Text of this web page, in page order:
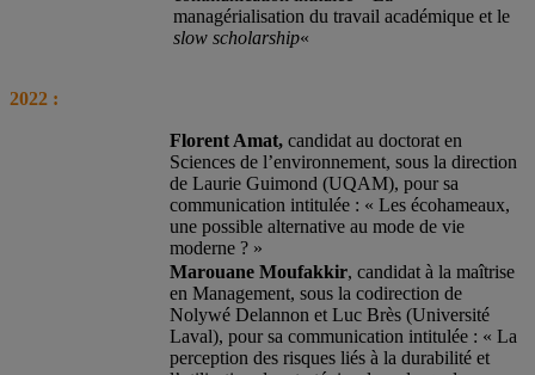
managérialisation du travail académique et le
slow scholarship«
2022 :
Florent Amat, candidat au doctorat en
Sciences de l’environnement, sous la direction
de Laurie Guimond (UQAM), pour sa
communication intitulée : « Les écohameaux,
une possible alternative au mode de vie
moderne ? »
Marouane Moufakkir, candidat à la maîtrise
en Management, sous la codirection de
Nolywé Delannon et Luc Brès (Université
Laval), pour sa communication intitulée : « La
perception des risques liés à la durabilité et